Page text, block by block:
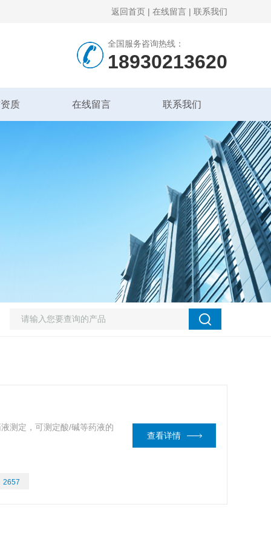
返回首页 | 在线留言 | 联系我们
全国服务咨询热线：
18930213620
质 在线留言 联系我们
测定，可测定酸/碱等药液的
2657
查看详情